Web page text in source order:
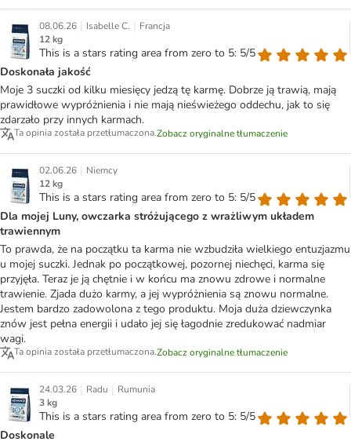
08.06.26 | Isabelle C. | Francja
12 kg
This is a stars rating area from zero to 5: 5/5
Doskonała jakość
Moje 3 suczki od kilku miesięcy jedzą tę karmę. Dobrze ją trawią, mają
prawidłowe wypróżnienia i nie mają nieświeżego oddechu, jak to się
zdarzało przy innych karmach.
Ta opinia została przetłumaczona.Zobacz oryginalne tłumaczenie
02.06.26 | Niemcy
12 kg
This is a stars rating area from zero to 5: 5/5
Dla mojej Luny, owczarka stróżującego z wrażliwym układem
trawiennym
To prawda, że na początku ta karma nie wzbudziła wielkiego entuzjazmu
u mojej suczki. Jednak po początkowej, pozornej niechęci, karma się
przyjęła. Teraz je ją chętnie i w końcu ma znowu zdrowe i normalne
trawienie. Zjada dużo karmy, a jej wypróżnienia są znowu normalne.
Jestem bardzo zadowolona z tego produktu. Moja duża dziewczynka
znów jest pełna energii i udało jej się łagodnie zredukować nadmiar
wagi.
Ta opinia została przetłumaczona.Zobacz oryginalne tłumaczenie
24.03.26 | Radu | Rumunia
3 kg
This is a stars rating area from zero to 5: 5/5
Doskonale